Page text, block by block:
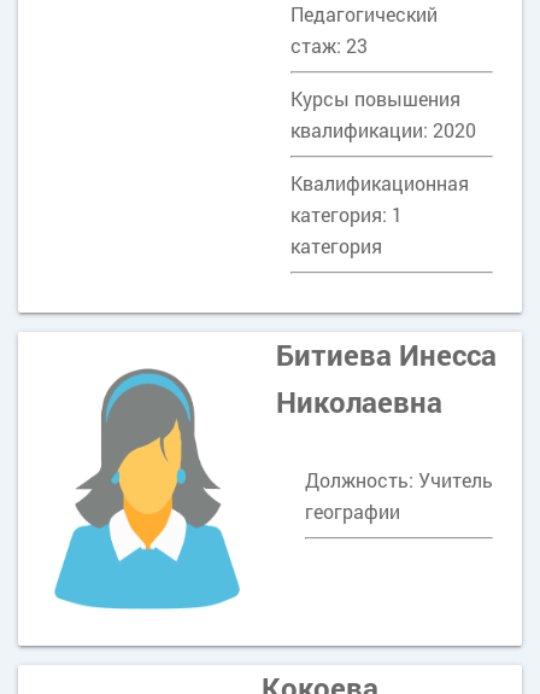
Педагогический
стаж: 23
Курсы повышения
квалификации: 2020
Квалификационная
категория: 1
категория
Битиева Инесса
Николаевна
Должность: Учитель
географии